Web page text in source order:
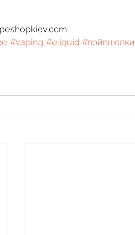
#vaping #eliquid